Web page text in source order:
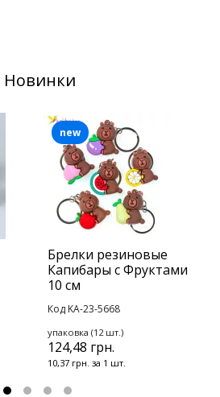
Новинки
Брелки резиновые
Капибары с Фруктами
10 см
Код KA-23-5668
упаковка (12 шт.)
124,48 грн.
10,37 грн. за 1 шт.
new